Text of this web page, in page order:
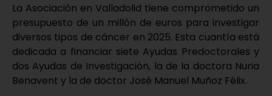
La Asociación en Valladolid tiene comprometido un
presupuesto de un millón de euros para investigar
diversos tipos de cáncer en 2025. Esta cuantía está
dedicada a financiar siete Ayudas Predoctorales y
dos Ayudas de Investigación, la de la doctora Nuria
Benavent y la de doctor José Manuel Muñoz Félix.